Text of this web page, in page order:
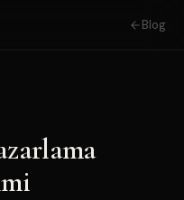
Blog